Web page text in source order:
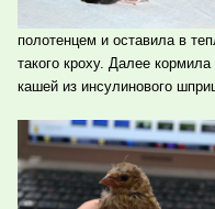
полотенцем и оставила в
такого кроху. Далее
кашей из инсулинового